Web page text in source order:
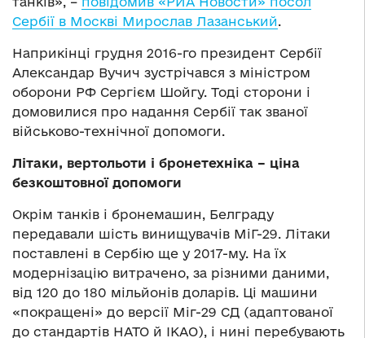
Сербії в Москві Мирослав Лазанський.
Наприкінці грудня 2016-го президент Сербії
Александар Вучич зустрічався з міністром
оборони РФ Сергієм Шойгу. Тоді сторони і
домовилися про надання Сербії так званої
військово-технічної допомоги.
Літаки, вертольоти і бронетехніка – ціна
безкоштовної допомоги
Окрім танків і бронемашин, Белграду
передавали шість винищувачів МіГ-29. Літаки
поставлені в Сербію ще у 2017-му. На їх
модернізацію витрачено, за різними даними,
від 120 до 180 мільйонів доларів. Ці машини
«покращені» до версії Міг-29 СД (адаптованої
до стандартів НАТО й ІКАО), і нині перебувають